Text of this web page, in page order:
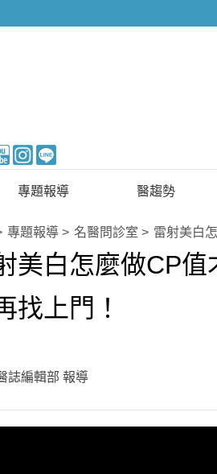
專題報導
新知快訊
醫美整形
保健醫療
醫趨勢
美醫FUN知識
國際新知
專題報導 名醫問診室 雷射美白
美白怎麼做CP
找上門！
誌編輯部 報導